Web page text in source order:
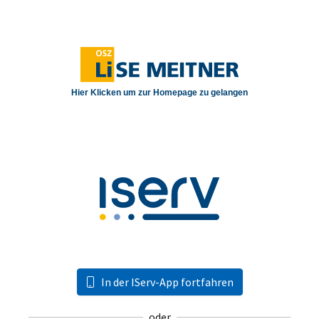
In der IServ-App fortfahren